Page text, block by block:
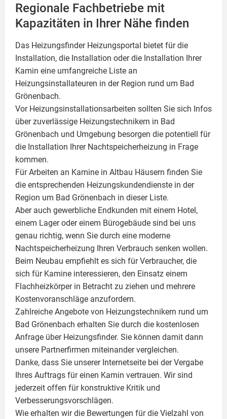
Regionale Fachbetriebe mit
Kapazitäten in Ihrer Nähe finden
Das Heizungsfinder Heizungsportal bietet für die
Installation, die Installation oder die Installation Ihrer
Kamin eine umfangreiche Liste an
Heizungsinstallateuren in der Region rund um Bad
Grönenbach.
Vor Heizungsinstallationsarbeiten sollten Sie sich Infos
über zuverlässige Heizungstechnikern in Bad
Grönenbach und Umgebung besorgen die potentiell für
die Installation Ihrer Nachtspeicherheizung in Frage
kommen.
Für Arbeiten an Kamine in Altbau Häusern finden Sie
die entsprechenden Heizungskundendienste in der
Region um Bad Grönenbach in dieser Liste.
Aber auch gewerbliche Endkunden mit einem Hotel,
einem Lager oder einem Bürogebäude sind bei uns
genau richtig, wenn Sie durch eine moderne
Nachtspeicherheizung Ihren Verbrauch senken wollen.
Beim Neubau empfiehlt es sich für Verbraucher, die
sich für Kamine interessieren, den Einsatz einem
Flachheizkörperin Betracht zu ziehen und mehrere
Kostenvoranschläge anzufordern.
Zahlreiche Angebote von Heizungstechnikern rund um
Bad Grönenbach erhalten Sie durch die kostenlosen
Anfrage über Heizungsfinder. Sie können damit dann
unsere Partnerfirmen miteinander vergleichen.
Danke, dass Sie unserer Internetseite bei der Vergabe
Ihres Auftrags für einen Kamin vertrauen. Wir sind
jederzeit offen für konstruktive Kritik und
Verbesserungsvorschlägen.
Wie erhalten wir die Bewertungen für die Vielzahl von